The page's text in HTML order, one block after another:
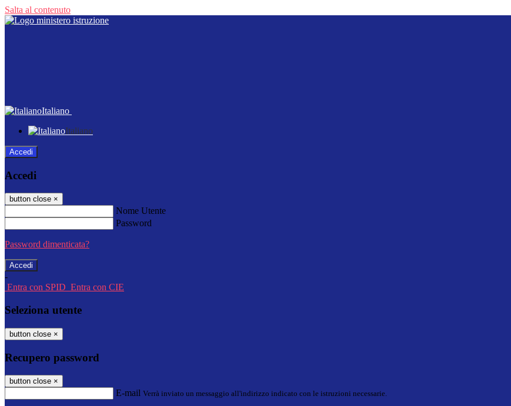
Salta al contenuto
Italiano
Italiano
Accedi
Accedi
button close ×
Nome Utente
Password
Password dimenticata?
-
Entra con SPID Entra con CIE
Seleziona utente
button close ×
Recupero password
button close ×
E-mail Verrà inviato un messaggio all'indirizzo indicato con le istruzioni necessarie.